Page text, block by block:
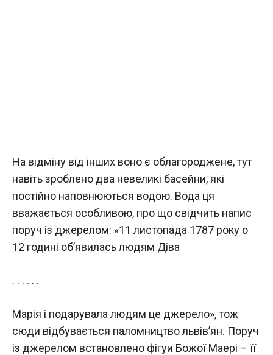
На відміну від інших воно є облагороджене, тут
навіть зроблено два невеликі басейни, які
постійно наповнюються водою. Вода ця
вважається особливою, про що свідчить напис
поруч із джерелом: «11 листопада 1787 року о
12 годині об’явилась людям Діва
. . . . . .
Марія і подарувала людям це джерело», тож
сюди відбувається паломництво львів’ян. Поруч
із джерелом встановлено фігуи Божої Маері – її